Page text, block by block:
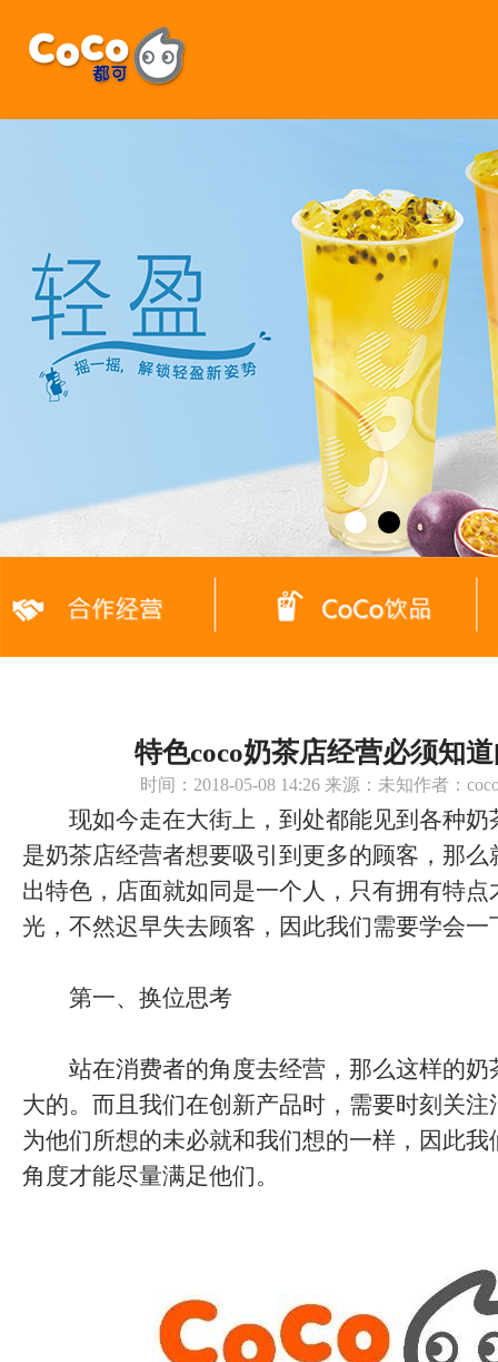
特色coco奶茶店经营必须知
时间：2018-05-08 14:26 来源：未知作者：
现如今走在大街上，到处都能见到各种奶
是奶茶店经营者想要吸引到更多的顾客，那
出特色，店面就如同是一个人，只有拥有特
光，不然迟早失去顾客，因此我们需要学会一
第一、换位思考
站在消费者的角度去经营，那么这样的奶
大的。而且我们在创新产品时，需要时刻关
为他们所想的未必就和我们想的一样，因此
角度才能尽量满足他们。